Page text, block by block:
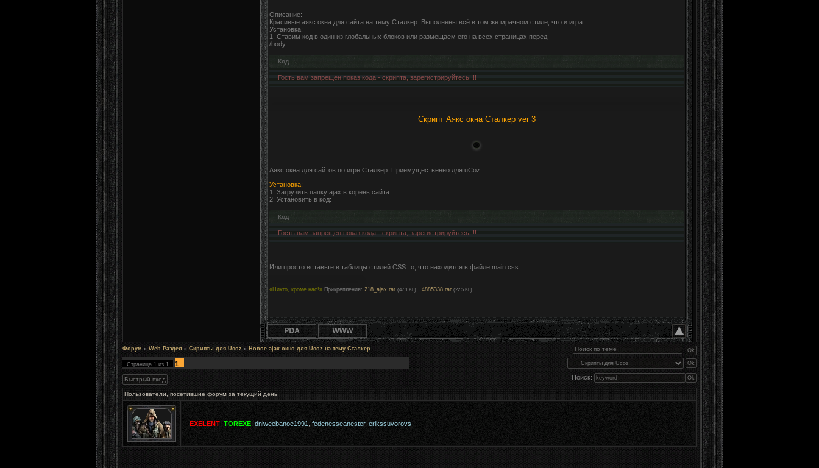
Описание:
Красивые аякс окна для сайта на тему Сталкер. Выполнены всё в том же мрачном стиле, что и игра.
Установка:
1. Ставим код в один из глобальных блоков или размещаем его на всех страницах перед
/body:
Код
Гость вам запрещен показ кода - скрипта, зарегистрируйтесь !!!
Скрипт Аякс окна Сталкер ver 3
Аякс окна для сайтов по игре Сталкер. Приемущественно для uCoz.
Установка:
1. Загрузить папку ajax в корень сайта.
2. Установить в код:
Код
Гость вам запрещен показ кода - скрипта, зарегистрируйтесь !!!
Или просто вставьте в таблицы стилей CSS то, что находится в файле main.css .
«Никто, кроме нас!» Прикрепления: 218_ajax.rar (47.1 Kb) · 4885338.rar (22.5 Kb)
Форум » Web Раздел » Скрипты для Ucoz » Новое ajax окно для Ucoz на тему Сталкер
Страница 1 из 1
1
Поиск:
Пользователи, посетившие форум за текущий день
EXELENT ,TOREXE dniweebanoe1991 ,fedenesseanester, erikssuvorovs